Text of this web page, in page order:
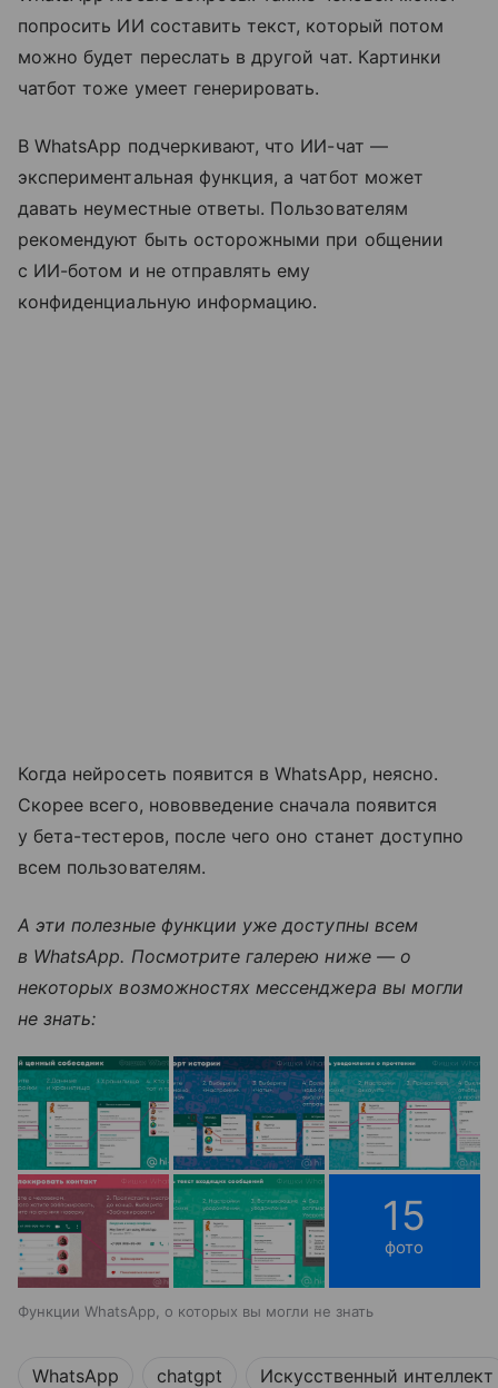
попросить ИИ составить текст, который потом
можно будет переслать в другой чат. Картинки
чатбот тоже умеет генерировать.
В WhatsApp подчеркивают, что ИИ-чат —
экспериментальная функция, а чатбот может
давать неуместные ответы. Пользователям
рекомендуют быть осторожными при общении
с ИИ-ботом и не отправлять ему
конфиденциальную информацию.
Когда нейросеть появится в WhatsApp, неясно.
Скорее всего, нововведение сначала появится
у бета-тестеров, после чего оно станет доступно
всем пользователям.
А эти полезные функции уже доступны всем
в WhatsApp. Посмотрите галерею ниже — о
некоторых возможностях мессенджера вы могли
не знать:
15
фото
Функции WhatsApp, о которых вы могли не знать
WhatsApp chatgpt Искусственный интеллект